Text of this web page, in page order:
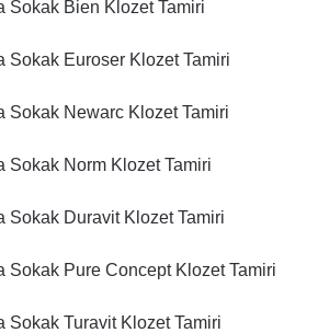
Sokak Bien Klozet Tamiri
Sokak Euroser Klozet Tamiri
Sokak Newarc Klozet Tamiri
Sokak Norm Klozet Tamiri
Sokak Duravit Klozet Tamiri
Sokak Pure Concept Klozet Tamiri
Sokak Turavit Klozet Tamiri